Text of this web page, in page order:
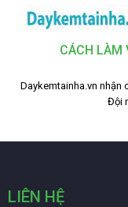
CÁCH LÀM
Daykemtainha.vn nhận
Đội
LIÊN HỆ